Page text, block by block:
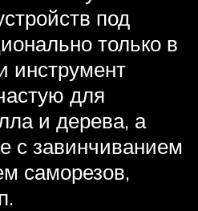
под
только в
инструмент
для
и дерева, а
с завинчиванием
саморезов,